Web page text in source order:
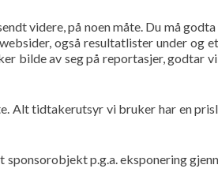
videre, på noen måte. Du må
også resultatlister under
bilde av seg på reportasjer, godtar
Alt tidtakerutsyr vi bruker har en
p.g.a. eksponering